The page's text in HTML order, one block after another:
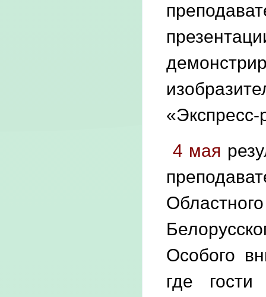
4 мая
Особого
где